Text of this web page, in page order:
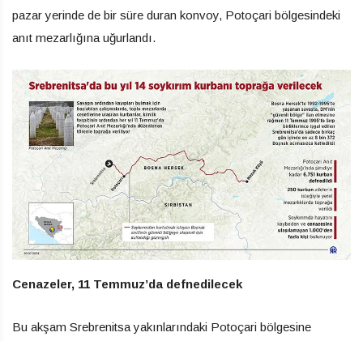
pazar yerinde de bir süre duran konvoy, Potoçari bölgesindeki
anıt mezarlığına uğurlandı.
Cenazeler, 11 Temmuz’da defnedilecek
Bu akşam Srebrenitsa yakınlarındaki Potoçari bölgesine